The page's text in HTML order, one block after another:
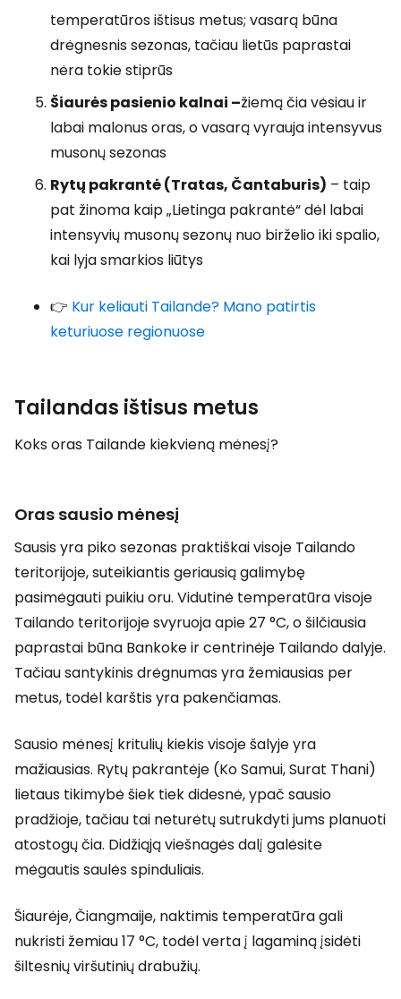
temperatūros ištisus metus; vasarą būna
drėgnesnis sezonas, tačiau lietūs paprastai
nėra tokie stiprūs
Šiaurės pasienio kalnai –žiemą čia vėsiau ir
labai malonus oras, o vasarą vyrauja intensyvus
musonų sezonas
Rytų pakrantė (Tratas, Čantaburis) – taip
pat žinoma kaip „Lietinga pakrantė“ dėl labai
intensyvių musonų sezonų nuo birželio iki spalio,
kai lyja smarkios liūtys
👉 Kur keliauti Tailande? Mano patirtis
keturiuose regionuose
Tailandas ištisus metus
Koks oras Tailande kiekvieną mėnesį?
Oras sausio mėnesį
Sausis yra piko sezonas praktiškai visoje Tailando
teritorijoje, suteikiantis geriausią galimybę
pasimėgauti puikiu oru. Vidutinė temperatūra visoje
Tailando teritorijoje svyruoja apie 27 °C, o šilčiausia
paprastai būna Bankoke ir centrinėje Tailando dalyje.
Tačiau santykinis drėgnumas yra žemiausias per
metus, todėl karštis yra pakenčiamas.
Sausio mėnesį kritulių kiekis visoje šalyje yra
mažiausias. Rytų pakrantėje (Ko Samui, Surat Thani)
lietaus tikimybė šiek tiek didesnė, ypač sausio
pradžioje, tačiau tai neturėtų sutrukdyti jums planuoti
atostogų čia. Didžiąją viešnagės dalį galėsite
mėgautis saulės spinduliais.
Šiaurėje, Čiangmaije, naktimis temperatūra gali
nukristi žemiau 17 °C, todėl verta į lagaminą įsidėti
šiltesnių viršutinių drabužių.